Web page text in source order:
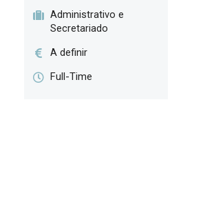
Administrativo e
Secretariado
A definir
Full-Time